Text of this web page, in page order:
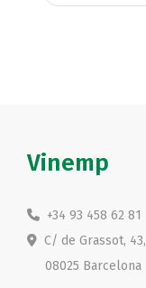
Vinemp
+34 93 458 62 81
C/ de Grassot, 43,
08025 Barcelona